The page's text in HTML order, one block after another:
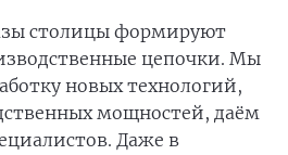
столицы формируют
цепочки. Мы
новых технологий,
мощностей, даём
Даже в